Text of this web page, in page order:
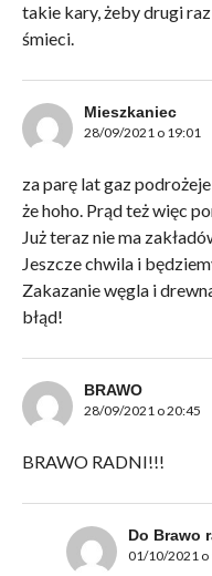
takie kary, żeby drugi
śmieci.
Mieszkaniec
28/09/2021 o 19:01
za parę lat gaz
że hoho. Prąd też więc
Już teraz nie ma
Jeszcze chwila i
Zakazanie węgla i
błąd!
BRAWO
28/09/2021 o 20:45
BRAWO RADNI!!!
Do Brawo
01/10/2021 o